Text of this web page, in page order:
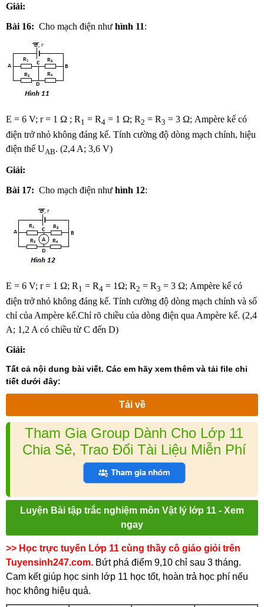
Giải:
Bài 16: Cho mạch điện như hình 11:
E = 6 V; r = 1 Ω ; R 1 = R4 = 1 Ω; R2 = R3 = 3 Ω; Ampère kế có
điện trở nhỏ không đáng kể. Tính cường độ dòng mạch chính, hiệu
điện thế UAB. (2,4 A; 3,6 V)
Giải:
Bài 17: Cho mạch điện như hình 12:
E = 6 V; r = 1 Ω; R 1 = R4 = 1Ω; R2 = R3 = 3 Ω; Ampère kế có
điện trở nhỏ không đáng kể. Tính cường độ dòng mạch chính và số
chỉ của Ampère kế.Chỉ rõ chiều của dòng điện qua Ampère kế. (2,4
A; 1,2 A có chiều từ C đến D)
Giải:
Tất cả nội dung bài viết. Các em hãy xem thêm và tải file chi
tiết dưới đây:
Tải về
Tham Gia Group Dành Cho Lớp 11
Chia Sẻ, Trao Đổi Tài Liệu Miễn Phí
Luyện Bài tập trắc nghiệm môn Vật lý lớp 11 - Xem
ngay
>> Học trực tuyến Lớp 11 cùng thầy cô giáo giỏi trên
Tuyensinh247.com. Bứt phá điểm 9,10 chỉ sau 3 tháng.
Cam kết giúp học sinh lớp 11 học tốt, hoàn trả học phí nếu
học không hiệu quả.